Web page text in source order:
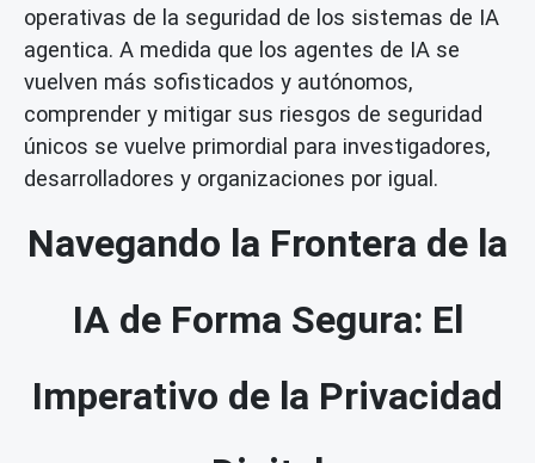
operativas de la seguridad de los sistemas de IA
agentica. A medida que los agentes de IA se
vuelven más sofisticados y autónomos,
comprender y mitigar sus riesgos de seguridad
únicos se vuelve primordial para investigadores,
desarrolladores y organizaciones por igual.
Navegando la Frontera de la
IA de Forma Segura: El
Imperativo de la Privacidad